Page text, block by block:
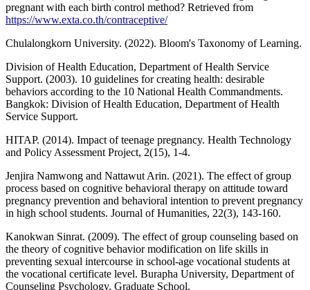
pregnant with each birth control method? Retrieved from
https://www.exta.co.th/contraceptive/
Chulalongkorn University. (2022). Bloom's Taxonomy of Learning.
Division of Health Education, Department of Health Service
Support. (2003). 10 guidelines for creating health: desirable
behaviors according to the 10 National Health Commandments.
Bangkok: Division of Health Education, Department of Health
Service Support.
HITAP. (2014). Impact of teenage pregnancy. Health Technology
and Policy Assessment Project, 2(15), 1-4.
Jenjira Namwong and Nattawut Arin. (2021). The effect of group
process based on cognitive behavioral therapy on attitude toward
pregnancy prevention and behavioral intention to prevent pregnancy
in high school students. Journal of Humanities, 22(3), 143-160.
Kanokwan Sinrat. (2009). The effect of group counseling based on
the theory of cognitive behavior modification on life skills in
preventing sexual intercourse in school-age vocational students at
the vocational certificate level. Burapha University, Department of
Counseling Psychology, Graduate School.